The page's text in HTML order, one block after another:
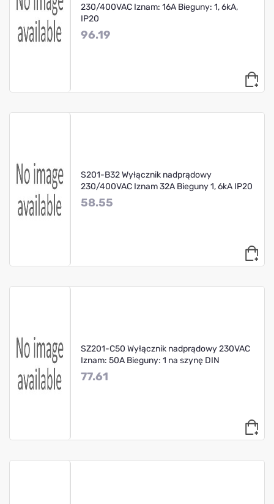
230/400VAC Iznam: 16A Bieguny: 1, 6kA,
IP20
96.19
S201-B32 Wyłącznik nadprądowy
230/400VAC Iznam 32A Bieguny 1, 6kA IP20
58.55
SZ201-C50 Wyłącznik nadprądowy 230VAC
Iznam: 50A Bieguny: 1 na szynę DIN
77.61